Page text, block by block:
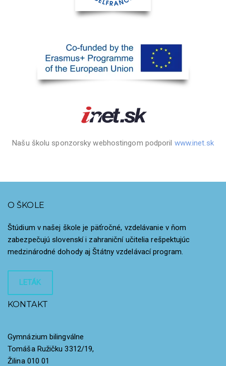
Našu školu sponzorsky webhostingom podporil www.inet.sk
O ŠKOLE
Štúdium v našej škole je päťročné, vzdelávanie v ňom
zabezpečujú slovenskí i zahraniční učitelia rešpektujúc
medzinárodné dohody aj Štátny vzdelávací program.
LETÁK
KONTAKT
Gymnázium bilingválne
Tomáša Ružičku 3312/19,
Žilina 010 01